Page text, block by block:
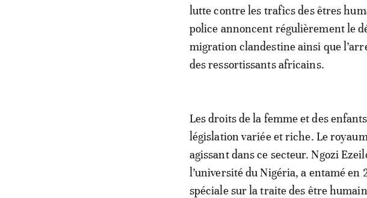
lutte contre les trafics des êtres
police annoncent régulièrement le
migration clandestine ainsi que
des ressortissants africains.
Les droits de la femme et des
législation variée et riche. Le
agissant dans ce secteur. Ngozi
l’université du Nigéria, a entamé
spéciale sur la traite des être